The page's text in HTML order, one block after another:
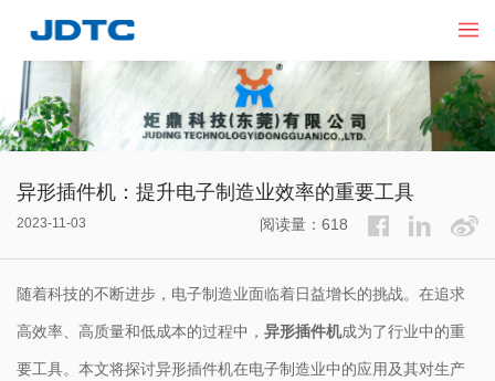
异形插件机：提升电子制造业效率的重要工具
2023-11-03 阅读量：618
随着科技的不断进步，电子制造业面临着日益增长的挑战。在追求
高效率、高质量和低成本的过程中， 异形插件机成为了行业中的重
要工具。本文将探讨异形插件机在电子制造业中的应用及其对生产